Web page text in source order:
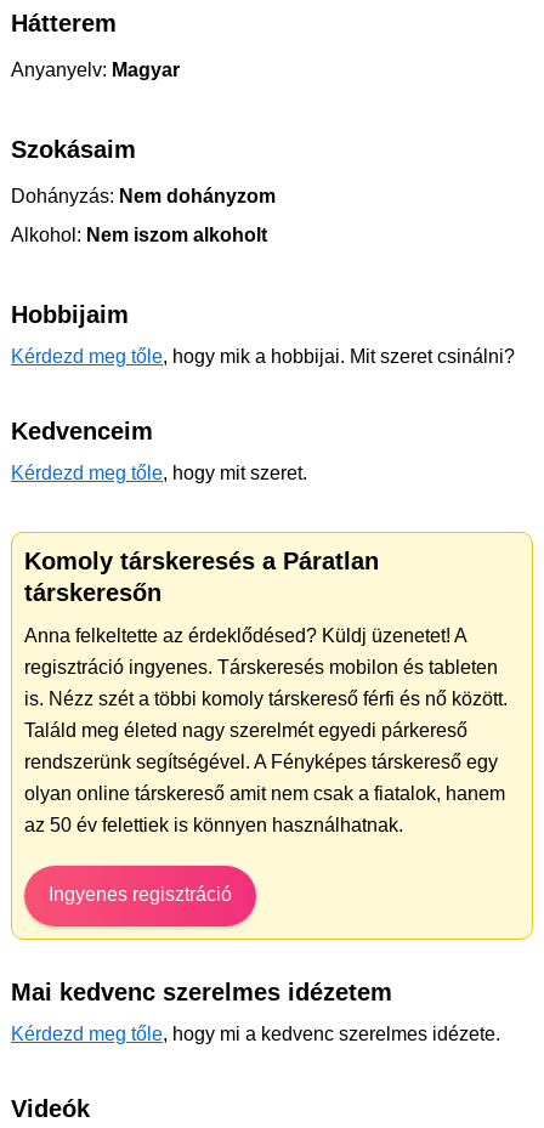
Hátterem
Anyanyelv: Magyar
Szokásaim
Dohányzás: Nem dohányzom
Alkohol: Nem iszom alkoholt
Hobbijaim
Kérdezd meg tőle, hogy mik a hobbijai. Mit szeret csinálni?
Kedvenceim
Kérdezd meg tőle, hogy mit szeret.
Komoly társkeresés a Páratlan
társkeresőn
Anna felkeltette az érdeklődésed? Küldj üzenetet! A
regisztráció ingyenes. Társkeresés mobilon és tableten
is. Nézz szét a többi komoly társkereső férfi és nő között.
Találd meg életed nagy szerelmét egyedi párkereső
rendszerünk segítségével. A Fényképes társkereső egy
olyan online társkereső amit nem csak a fiatalok, hanem
az 50 év felettiek is könnyen használhatnak.
Ingyenes regisztráció
Mai kedvenc szerelmes idézetem
Kérdezd meg tőle, hogy mi a kedvenc szerelmes idézete.
Videók